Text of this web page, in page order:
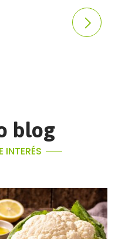
blog
INTERÉS